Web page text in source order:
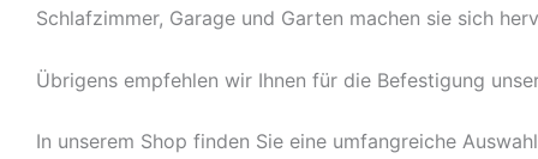
Schlafzimmer, Garage und Garten machen sie sich
Übrigens empfehlen wir Ihnen für die Befestigung
In unserem Shop finden Sie eine umfangreiche